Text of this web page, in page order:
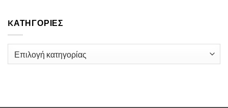
KΑΤΗΓΟΡΊΕΣ
Kατηγορίες